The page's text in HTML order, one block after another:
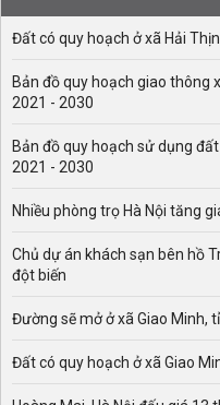
Đất có quy hoạch ở xã Hải
Bản đồ quy hoạch giao thông
2021 - 2030
Bản đồ quy hoạch sử dụng
2021 - 2030
Nhiều phòng trọ Hà Nội tăng
Chủ dự án khách sạn bên hồ
đột biến
Đường sẽ mở ở xã Giao Minh,
Đất có quy hoạch ở xã Giao